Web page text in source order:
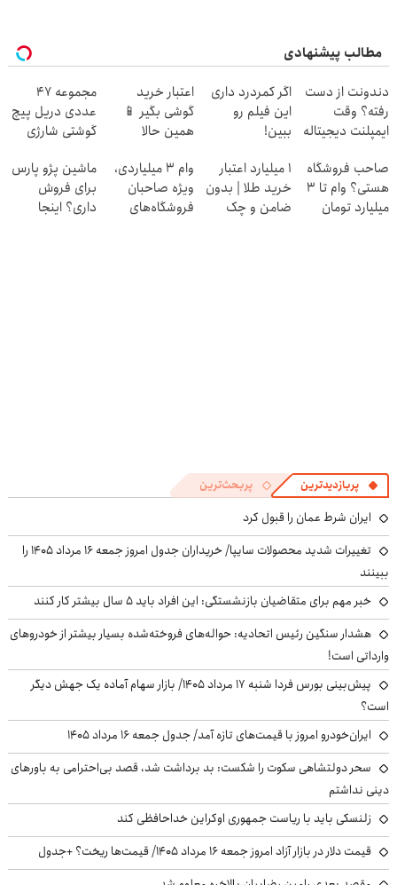
مطالب پیشنهادی
دندونت از دست
رفته؟ وقت
ایمپلنت دیجیتاله
اگر کمردرد داری
این فیلم رو
ببین!
پر کن◖
اعتبار خرید
گوشی بگیر 📱
همین حالا
بده 🎯
مجموعه 47
عددی دریل پیچ
گوشتی شارژی
محدود)
صاحب فروشگاه
هستی؟ وام تا ۳
میلیارد تومان
۱ میلیارد اعتبار
خرید طلا | بدون
ضامن و چک
وام ۳ میلیاردی،
ویژه صاحبان
فروشگاه‌های
ماشین پژو پارس
برای فروش
داری؟ اینجا
پربازدیدترین پربحث‌ترین
ایران شرط عمان را قبول کرد
تغییرات شدید محصولات سایپا/ خریداران جدول امروز جمعه ۱۶ مرداد ۱۴۰۵ را
ببینند
خبر مهم برای متقاضیان بازنشستگی: این افراد باید ۵ سال بیشتر کار کنند
هشدار سنگین رئیس اتحادیه: حواله‌های فروخته‌شده بسیار بیشتر از خودروهای
وارداتی است!
پیش‌بینی بورس فردا شنبه ۱۷ مرداد ۱۴۰۵/ بازار سهام آماده یک جهش دیگر
است؟
ایران‌خودرو امروز با قیمت‌های تازه آمد/ جدول جمعه ۱۶ مرداد ۱۴۰۵
سحر دولتشاهی سکوت را شکست: بد برداشت شد، قصد بی‌احترامی به باورهای
دینی نداشتم
زلنسکی باید با ریاست جمهوری اوکراین خداحافظی کند
قیمت دلار در بازار آزاد امروز جمعه ۱۶ مرداد ۱۴۰۵/ قیمت‌ها ریخت؟ +جدول